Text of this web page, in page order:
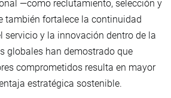
—como reclutamiento, selección y
fortalece la continuidad
servicio y la innovación dentro de la
globales han demostrado que
comprometidos resulta en mayor
estratégica sostenible.